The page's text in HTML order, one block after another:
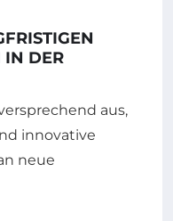
IN DER
aus,
innovative
neue